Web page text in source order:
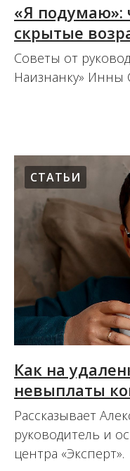
«Я подумаю»:
скрытые
Советы от
Наизнанку» Инны
СТАТЬИ
Как на
невыплаты
Рассказывает
руководитель и
центра «Эксперт».